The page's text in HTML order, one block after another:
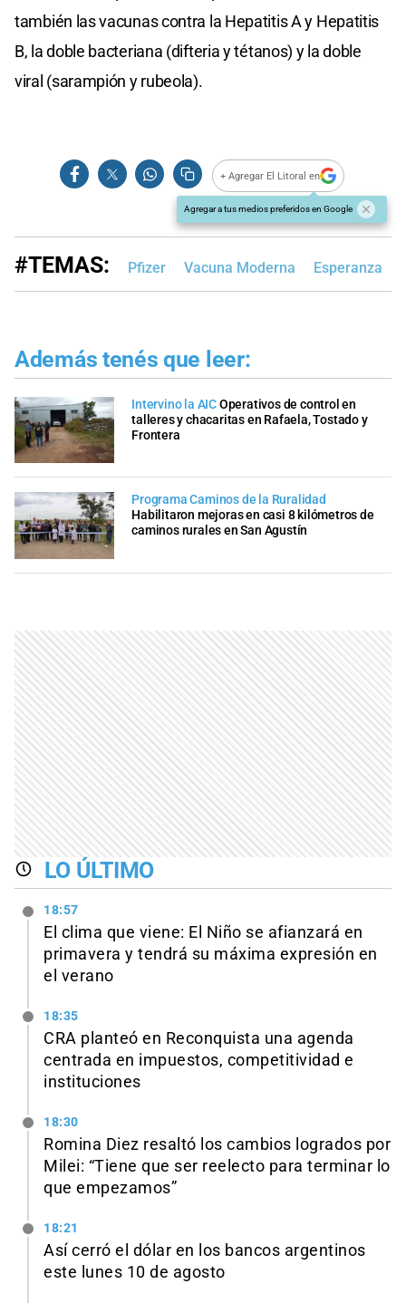
también las vacunas contra la Hepatitis A y Hepatitis
B, la doble bacteriana (difteria y tétanos) y la doble
viral (sarampión y rubeola).
+ Agregar El Litoral en
Agregar a tus medios preferidos en Google
#TEMAS: Pfizer Vacuna Moderna Esperanza
Además tenés que leer:
Intervino la AICOperativos de control en
talleres y chacaritas en Rafaela, Tostado y
Frontera
Programa Caminos de la Ruralidad
Habilitaron mejoras en casi 8 kilómetros de
caminos rurales en San Agustín
LO ÚLTIMO
18:57
El clima que viene: El Niño se afianzará en
primavera y tendrá su máxima expresión en
el verano
18:35
CRA planteó en Reconquista una agenda
centrada en impuestos, competitividad e
instituciones
18:30
Romina Diez resaltó los cambios logrados por
Milei: “Tiene que ser reelecto para terminar lo
que empezamos”
18:21
Así cerró el dólar en los bancos argentinos
este lunes 10 de agosto